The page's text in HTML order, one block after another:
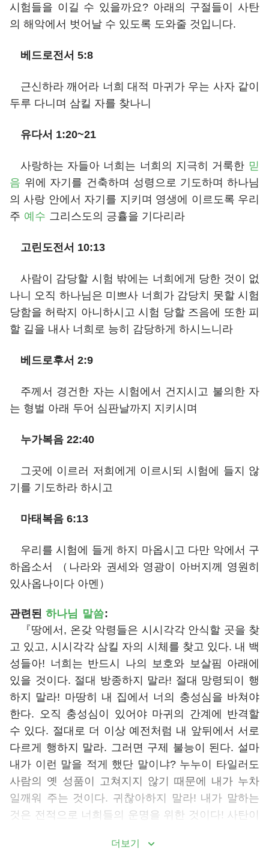
시험들을 이길 수 있을까요? 아래의 구절들이 사탄
의 해악에서 벗어날 수 있도록 도와줄 것입니다.
베드로전서 5:8
근신하라 깨어라 너희 대적 마귀가 우는 사자 같이
두루 다니며 삼킬 자를 찾나니
유다서 1:20~21
사랑하는 자들아 너희는 너희의 지극히 거룩한 믿
음 위에 자기를 건축하며 성령으로 기도하며 하나님
의 사랑 안에서 자기를 지키며 영생에 이르도록 우리
주 예수 그리스도의 긍휼을 기다리라
고린도전서 10:13
사람이 감당할 시험 밖에는 너희에게 당한 것이 없
나니 오직 하나님은 미쁘사 너희가 감당치 못할 시험
당함을 허락지 아니하시고 시험 당할 즈음에 또한 피
할 길을 내사 너희로 능히 감당하게 하시느니라
베드로후서 2:9
주께서 경건한 자는 시험에서 건지시고 불의한 자
는 형벌 아래 두어 심판날까지 지키시며
누가복음 22:40
그곳에 이르러 저희에게 이르시되 시험에 들지 않
기를 기도하라 하시고
마태복음 6:13
우리를 시험에 들게 하지 마옵시고 다만 악에서 구
하옵소서 （나라와 권세와 영광이 아버지께 영원히
있사옵나이다 아멘）
관련된 하나님 말씀:
『땅에서, 온갖 악령들은 시시각각 안식할 곳을 찾
고 있고, 시시각각 삼킬 자의 시체를 찾고 있다. 내 백
성들아! 너희는 반드시 나의 보호와 보살핌 아래에
있을 것이다. 절대 방종하지 말라! 절대 망령되이 행
하지 말라! 마땅히 내 집에서 너의 충성심을 바쳐야
한다. 오직 충성심이 있어야 마귀의 간계에 반격할
수 있다. 절대로 더 이상 예전처럼 내 앞뒤에서 서로
다르게 행하지 말라. 그러면 구제 불능이 된다. 설마
내가 이런 말을 적게 했단 말이냐? 누누이 타일러도
사람의 옛 성품이 고쳐지지 않기 때문에 내가 누차
일깨워 주는 것이다. 귀찮아하지 말라! 내가 말하는
것은 전적으로 너희들의 운명을 위한 것이다! 사탄이
될수록, 절제함이 없이 방종할수록, 온갖 더러운 귀
더보기